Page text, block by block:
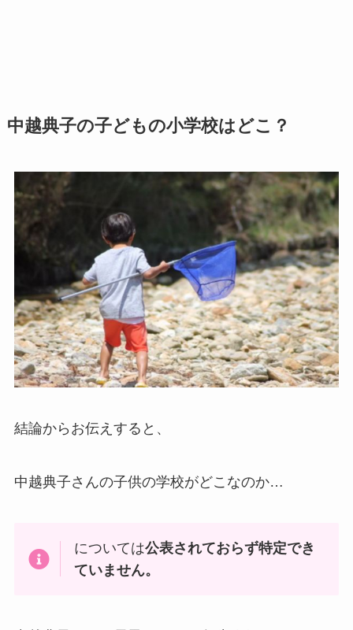
中越典子の子どもの小学校はどこ？
結論からお伝えすると、
中越典子さんの子供の学校がどこなのか…
については公表されておらず特定でき
ていません。